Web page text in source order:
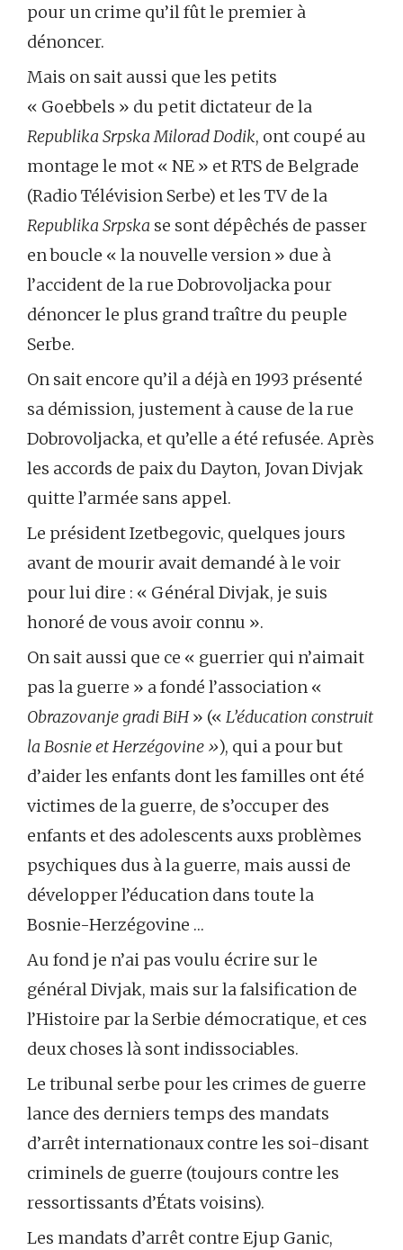
pour un crime qu’il fût le premier à
dénoncer.
Mais on sait aussi que les petits
« Goebbels » du petit dictateur de la
Republika Srpska Milorad Dodik, ont coupé au
montage le mot « NE » et RTS de Belgrade
(Radio Télévision Serbe) et les TV de la
Republika Srpska se sont dépêchés de passer
en boucle « la nouvelle version » due à
l’accident de la rue Dobrovoljacka pour
dénoncer le plus grand traître du peuple
Serbe.
On sait encore qu’il a déjà en 1993 présenté
sa démission, justement à cause de la rue
Dobrovoljacka, et qu’elle a été refusée. Après
les accords de paix du Dayton, Jovan Divjak
quitte l’armée sans appel.
Le président Izetbegovic, quelques jours
avant de mourir avait demandé à le voir
pour lui dire : « Général Divjak, je suis
honoré de vous avoir connu ».
On sait aussi que ce « guerrier qui n’aimait
pas la guerre » a fondé l’association «
Obrazovanje gradi BiH» (« L’éducation construit
la Bosnie et Herzégovine »), qui a pour but
d’aider les enfants dont les familles ont été
victimes de la guerre, de s’occuper des
enfants et des adolescents auxs problèmes
psychiques dus à la guerre, mais aussi de
développer l’éducation dans toute la
Bosnie-Herzégovine …
Au fond je n’ai pas voulu écrire sur le
général Divjak, mais sur la falsification de
l’Histoire par la Serbie démocratique, et ces
deux choses là sont indissociables.
Le tribunal serbe pour les crimes de guerre
lance des derniers temps des mandats
d’arrêt internationaux contre les soi-disant
criminels de guerre (toujours contre les
ressortissants d’États voisins).
Les mandats d’arrêt contre Ejup Ganic,